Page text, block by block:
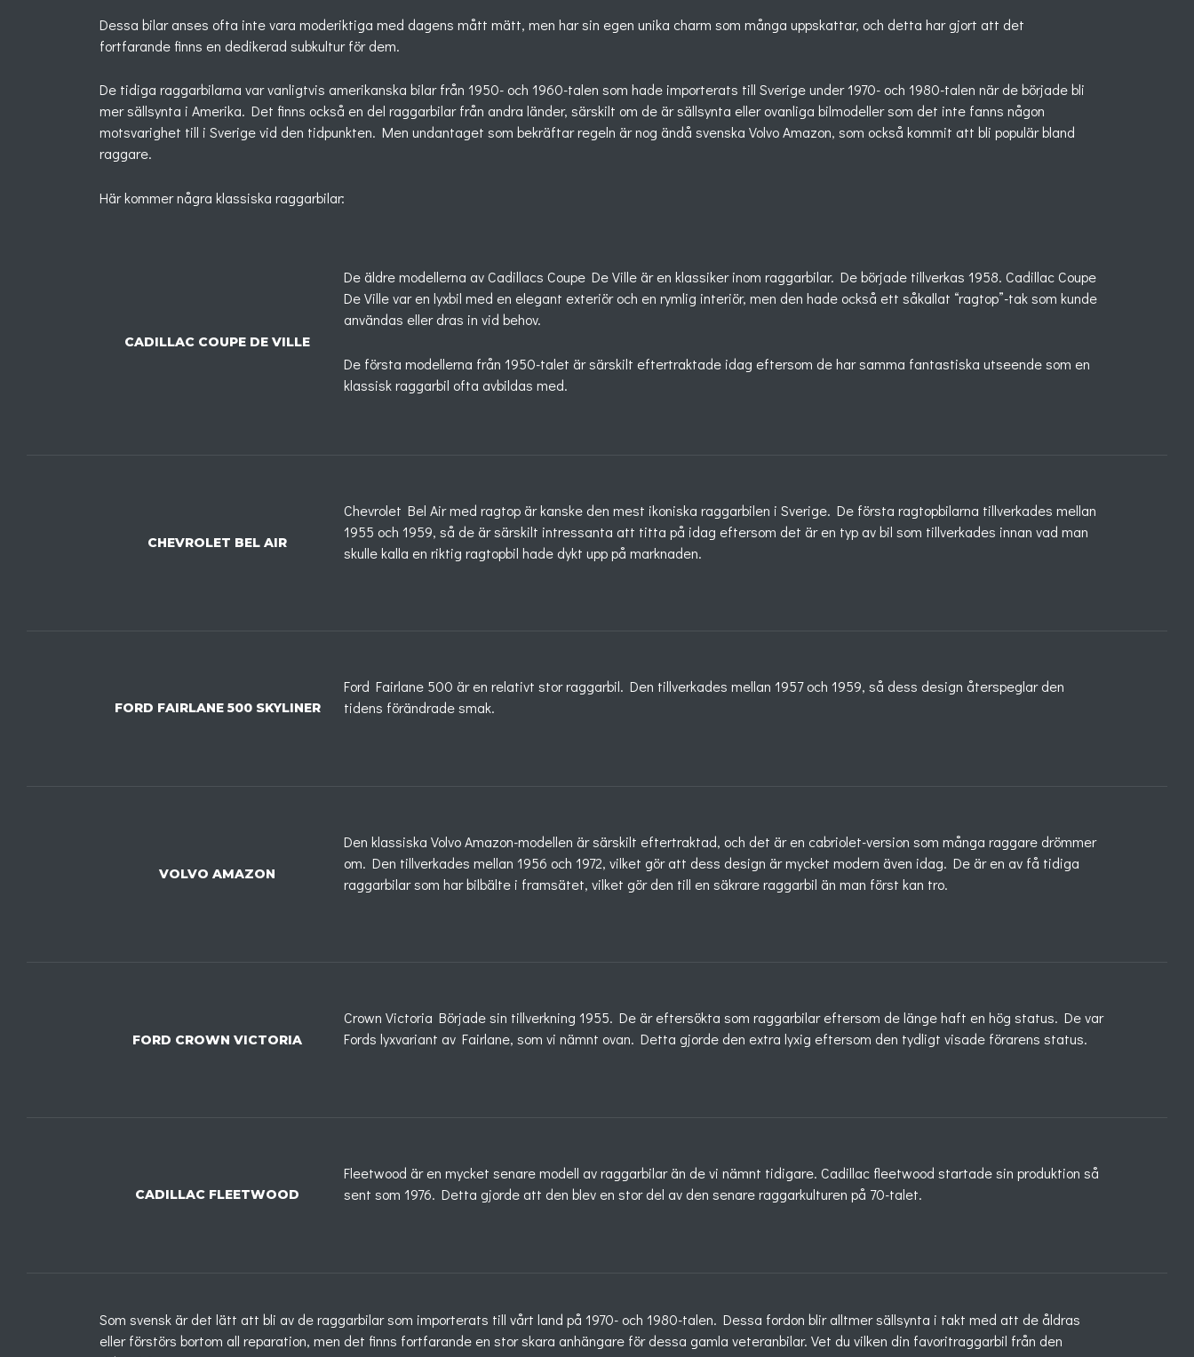
Dessa bilar anses ofta inte vara moderiktiga med dagens mått mätt, men har sin egen unika charm som många uppskattar, och detta har gjort att det
fortfarande finns en dedikerad subkultur för dem.
De tidiga raggarbilarna var vanligtvis amerikanska bilar från 1950- och 1960-talen som hade importerats till Sverige under 1970- och 1980-talen när de började bli
mer sällsynta i Amerika. Det finns också en del raggarbilar från andra länder, särskilt om de är sällsynta eller ovanliga bilmodeller som det inte fanns någon
motsvarighet till i Sverige vid den tidpunkten. Men undantaget som bekräftar regeln är nog ändå svenska Volvo Amazon, som också kommit att bli populär bland
raggare.
Här kommer några klassiska raggarbilar:
CADILLAC COUPE DE VILLE
De äldre modellerna av Cadillacs Coupe De Ville är en klassiker inom raggarbilar. De började tillverkas 1958. Cadillac Coupe
De Ville var en lyxbil med en elegant exteriör och en rymlig interiör, men den hade också ett såkallat “ragtop”-tak som kunde
användas eller dras in vid behov.
De första modellerna från 1950-talet är särskilt eftertraktade idag eftersom de har samma fantastiska utseende som en
klassisk raggarbil ofta avbildas med.
CHEVROLET BEL AIR
Chevrolet Bel Air med ragtop är kanske den mest ikoniska raggarbilen i Sverige. De första ragtopbilarna tillverkades mellan
1955 och 1959, så de är särskilt intressanta att titta på idag eftersom det är en typ av bil som tillverkades innan vad man
skulle kalla en riktig ragtopbil hade dykt upp på marknaden.
FORD FAIRLANE 500 SKYLINER
Ford Fairlane 500 är en relativt stor raggarbil. Den tillverkades mellan 1957 och 1959, så dess design återspeglar den
tidens förändrade smak.
VOLVO AMAZON
Den klassiska Volvo Amazon-modellen är särskilt eftertraktad, och det är en cabriolet-version som många raggare drömmer
om. Den tillverkades mellan 1956 och 1972, vilket gör att dess design är mycket modern även idag. De är en av få tidiga
raggarbilar som har bilbälte i framsätet, vilket gör den till en säkrare raggarbil än man först kan tro.
FORD CROWN VICTORIA
Crown Victoria Började sin tillverkning 1955. De är eftersökta som raggarbilar eftersom de länge haft en hög status. De var
Fords lyxvariant av Fairlane, som vi nämnt ovan. Detta gjorde den extra lyxig eftersom den tydligt visade förarens status.
CADILLAC FLEETWOOD
Fleetwood är en mycket senare modell av raggarbilar än de vi nämnt tidigare. Cadillac fleetwood startade sin produktion så
sent som 1976. Detta gjorde att den blev en stor del av den senare raggarkulturen på 70-talet.
Som svensk är det lätt att bli av de raggarbilar som importerats till vårt land på 1970- och 1980-talen. Dessa fordon blir alltmer sällsynta i takt med att de åldras
eller förstörs bortom all reparation, men det finns fortfarande en stor skara anhängare för dessa gamla veteranbilar. Vet du vilken din favoritraggarbil från den